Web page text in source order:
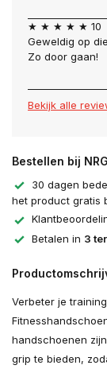
★ ★ ★ ★ ★ 10
Geweldig op
Zo door gaan!
Bekijk alle
Bestellen bij
30 dagen
het product gratis
Betalen in 3
Verbeter je
handschoenen
grip te bieden,